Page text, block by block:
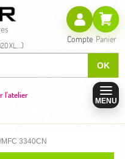
XL,...)
OK
Compte Panier
l'atelier
MENU
MFC 3340CN